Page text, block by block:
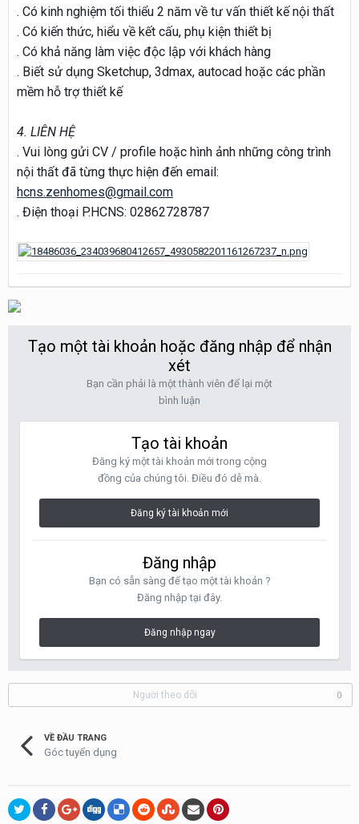
. Có kinh nghiệm tối thiểu 2 năm về tư vấn thiết kế nội thất
. Có kiến thức, hiểu về kết cấu, phụ kiện thiết bị
. Có khả năng làm việc độc lập với khách hàng
. Biết sử dụng Sketchup, 3dmax, autocad hoặc các phần
mềm hỗ trợ thiết kế
4. LIÊN HỆ
. Vui lòng gửi CV / profile hoặc hình ảnh những công trình
nội thất đã từng thực hiện đến email:
hcns.zenhomes@gmail.com
. Điện thoại P.HCNS: 02862728787
Tạo một tài khoản hoặc đăng nhập để nhận
xét
Bạn cần phải là một thành viên để lại một
bình luận
Tạo tài khoản
Đăng ký một tài khoản mới trong cộng
đồng của chúng tôi. Điều đó dễ mà.
Đăng ký tài khoản mới
Đăng nhập
Bạn có sẵn sàng để tạo một tài khoản ?
Đăng nhập tại đây.
Đăng nhập ngay
Người theo dõi 0
VỀ ĐẦU TRANG
Góc tuyển dụng